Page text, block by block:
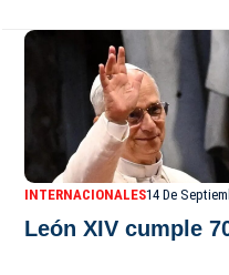
INTERNACIONALES14 De
León XIV cumple